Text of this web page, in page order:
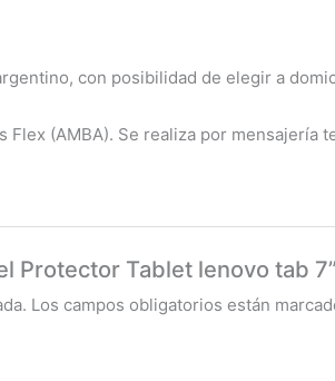
con posibilidad de elegir a
(AMBA). Se realiza por mensajería
Protector Tablet lenovo tab 7”
Los campos obligatorios están